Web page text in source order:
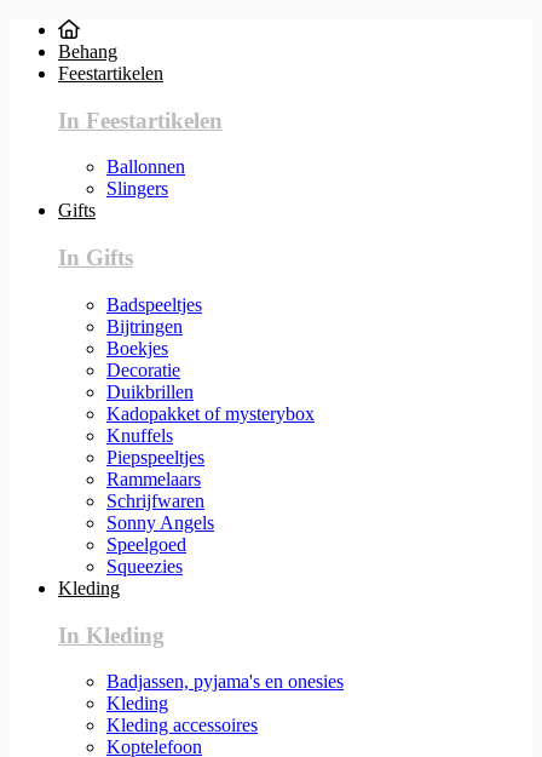
Behang
Feestartikelen
In Feestartikelen
Ballonnen
Slingers
Gifts
In Gifts
Badspeeltjes
Bijtringen
Boekjes
Decoratie
Duikbrillen
Kadopakket of mysterybox
Knuffels
Piepspeeltjes
Rammelaars
Schrijfwaren
Sonny Angels
Speelgoed
Squeezies
Kleding
In Kleding
Badjassen, pyjama's en onesies
Kleding
Kleding accessoires
Koptelefoon